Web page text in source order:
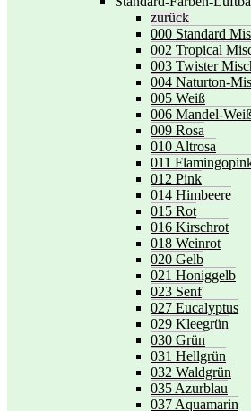
zurück
000 Standard
002 Tropical
003 Twister
004 Naturton-
005 Weiß
006 Mandel-
009 Rosa
010 Altrosa
011
012 Pink
014 Himbeere
015 Rot
016 Kirschrot
018 Weinrot
020 Gelb
021 Honiggelb
023 Senf
027 Eucalyptus
029 Kleegrün
030 Grün
031 Hellgrün
032 Waldgrün
035 Azurblau
037 Aquamarin